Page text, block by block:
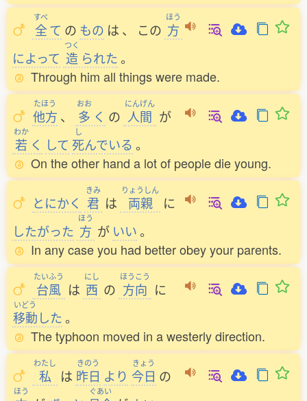
すべ
全て の もの は 、 この
ほう
方
によって
つく
造 られた。
Through him all things were made.
たほう
他方 、
おお
多 く の
にんげん
人間 が
わか
若 く して
し
死んでいる 。
On the other hand a lot of people die young.
とにかく
きみ
君 は
りょうしん
両親
に
したがった
ほう
方 が いい。
In any case you had better obey your parents.
たいふう
台風 は
にし
西 の
ほうこう
方向 に
いどう
移動した。
The typhoon moved in a westerly direction.
わたし
私 は
きのう
昨日 より
きょう
今日 の
ほう ぐあい